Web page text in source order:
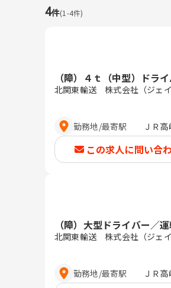
4件(1 -4件)
（障）４ｔ（中型）ドラ
北関東輸送 株式会社（ジェイ
勤務地/最寄駅 ＪＲ
この求人に問い合
（障）大型ドライバー／
北関東輸送 株式会社（ジェイ
勤務地/最寄駅 ＪＲ